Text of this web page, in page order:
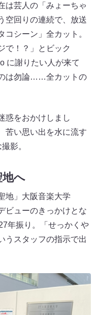
は芸人の「みょーちゃ
空回りの連続で、放送
シーン」全カット。
で！？」とビック
に謝りたい人が来て
は勿論……全カットの
惑をおかけしまし
い思い出を水に流す
影。
へ
地」大阪音楽大学
ューのきっかけとな
年振り。「せっかくや
うスタッフの指示で出